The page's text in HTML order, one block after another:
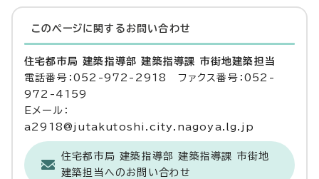
このページに関する お問い合わせ
住宅都市局 建築指導部 建築指導課 市街地建築担当
電話番号：052-972-2918 ファクス番号：052-
972-4159
Eメール：
a2918@jutakutoshi.city.nagoya.lg.jp
住宅都市局 建築指導部 建築指導課 市街地
建築担当へのお問い合わせ